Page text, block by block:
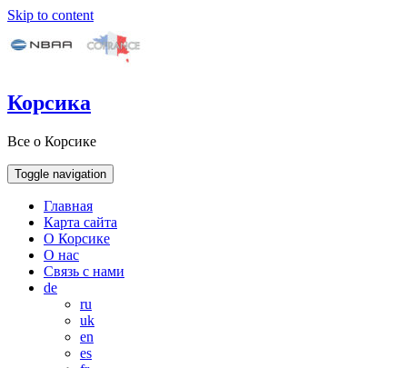
Skip to content
Корсика
Все о Корсике
Toggle navigation
Главная
Карта сайта
О Корсике
О нас
Связь с нами
de
ru
uk
en
es